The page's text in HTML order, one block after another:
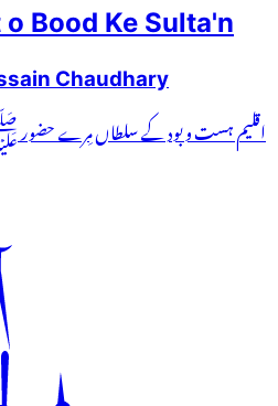
Bood Ke Sulta'n
Chaudhary
اقلیم ہست و بود کے سلطاں مِرے